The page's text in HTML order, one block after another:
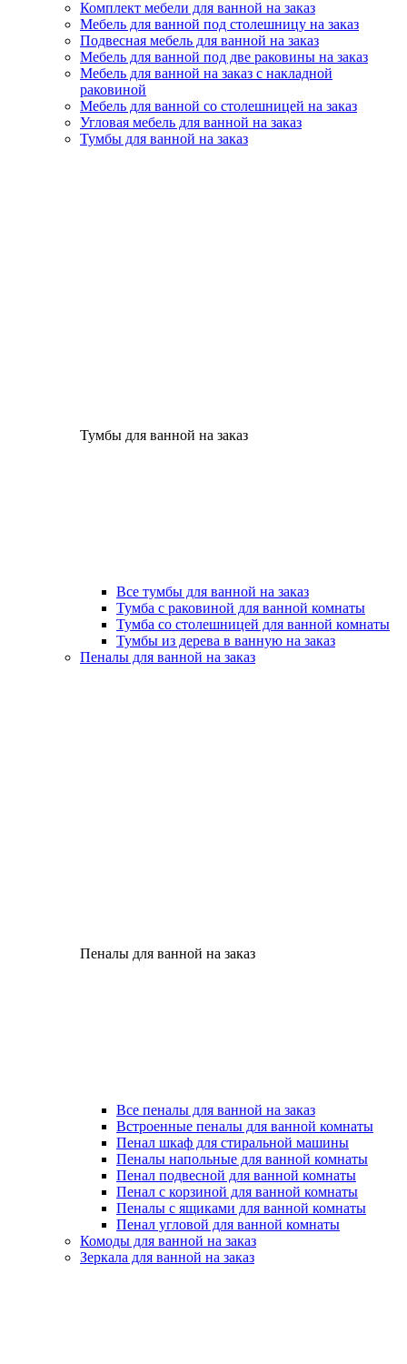
Комплект мебели для ванной на заказ
Мебель для ванной под столешницу на заказ
Подвесная мебель для ванной на заказ
Мебель для ванной под две раковины на заказ
Мебель для ванной на заказ с накладной
раковиной
Мебель для ванной со столешницей на заказ
Угловая мебель для ванной на заказ
Тумбы для ванной на заказ
Тумбы для ванной на заказ
Все тумбы для ванной на заказ
Тумба с раковиной для ванной комнаты
Тумба со столешницей для ванной комнаты
Тумбы из дерева в ванную на заказ
Пеналы для ванной на заказ
Пеналы для ванной на заказ
Все пеналы для ванной на заказ
Встроенные пеналы для ванной комнаты
Пенал шкаф для стиральной машины
Пеналы напольные для ванной комнаты
Пенал подвесной для ванной комнаты
Пенал с корзиной для ванной комнаты
Пеналы с ящиками для ванной комнаты
Пенал угловой для ванной комнаты
Комоды для ванной на заказ
Зеркала для ванной на заказ